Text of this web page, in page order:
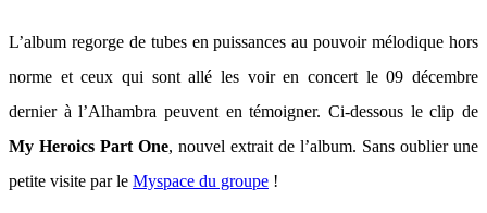
L’album regorge de tubes en puissances au pouvoir mélodique hors
norme et ceux qui sont allé les voir en concert le 09 décembre
dernier à l’Alhambra peuvent en témoigner. Ci-dessous le clip de
My Heroics Part One, nouvel extrait de l’album. Sans oublier une
petite visite par le Myspace du groupe !